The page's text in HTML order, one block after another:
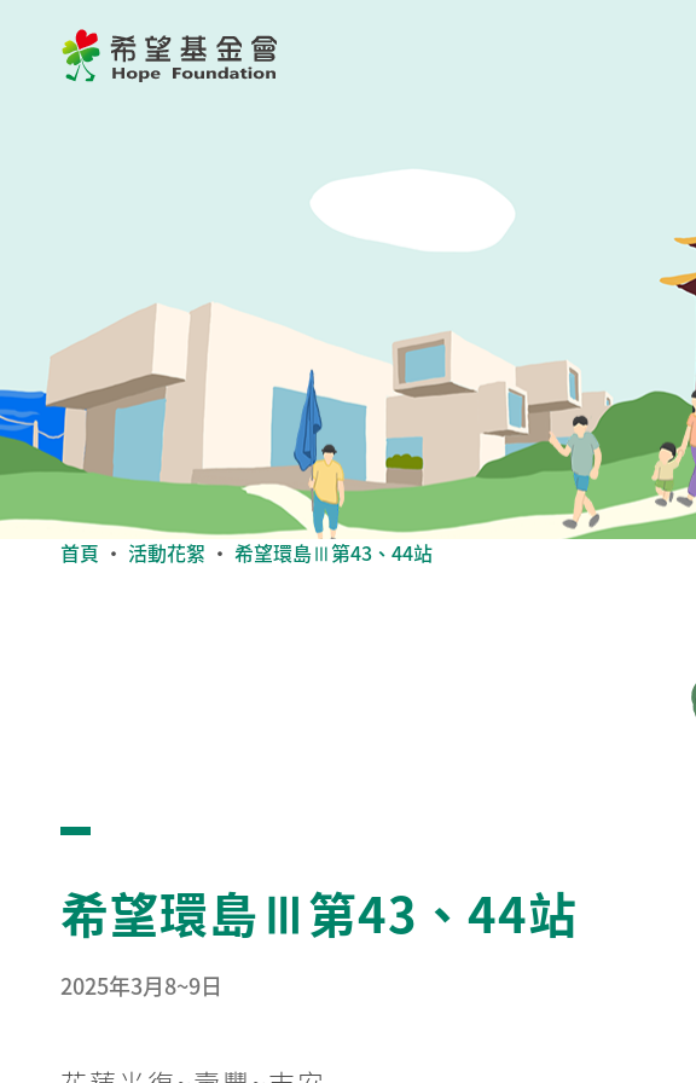
首頁 ・ 活動花絮 ・ 希望環島Ⅲ第43、44站
希望環島Ⅲ第43、44站
2025年3月8~9日